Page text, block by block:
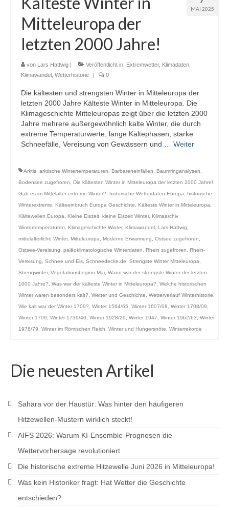
MAI 2025
Mitteleuropa der
letzten 2000 Jahre!
von Lars Hattwig | Veröffentlicht in: Extremwetter, Klimadaten
Klimawandel Wetterhistorie | 0
Die kältesten und strengsten Winter in Mitteleuropa der
letzten 2000 Jahre Kälteste Winter in Mitteleuropa. Die
Klimageschichte Mitteleuropas zeigt über die letzten 2000
Jahre mehrere außergewöhnlich kalte Winter, die durch
extreme Temperaturwerte, lange Kältephasen, starke
Schneefälle, Vereisung von Gewässern und … Weiter
Arktis arktische Wintertemperaturen Barbareneinfällen Baumringanalysen
Bodensee zugefroren
Die kältesten Winter in Mitteleuropa der letzten 2000 Jahre!
Gab es im Mittelalter extreme Winter?
historische Wetterdaten Europa
historische
Winterextreme
Kälteeinbruch Europa Geschichte Kälteste Winter in Mitteleuropa
Kältewellen Europa
Kleine Eiszeit kleine Eiszeit Winter, Klimaarchiv
Wintertemperaturen
Klimageschichte Winter, Klimawandel Lars Hattwig
mittelalterliche Winter, Mitteleuropa Moderne Erwärmung Ostsee zugefroren
Ostsee-Vereisung
paläoklimatologische Winterdaten Rhein zugefroren
Rhein-
Vereisung
Schnee und Eis Schneedecke.de Strengste Winter Mitteleuropa
Strengwinter, Vegetationsbeginn Mai Wann war der strengste Winter der letzten
1000 Jahre?
Was war der kälteste Winter in Mitteleuropa?
Welche historischen
Winter waren besonders kalt?
Wetter und Geschichte Wetterverlauf Winterhistorie
Wie kalt war der Winter 1709?
Winter 1564/65 Winter 1607/08 Winter 1708/09
Winter 1709
Winter 1739/40 Winter 1928/29 Winter 1947 Winter 1962/63
Winter
1978/79
Winter im Römischen Reich Winter und Hungersnöte Winterrekorde
Die neuesten Artikel
Sahara vor der Haustür: Was hinter den häufigeren
Hitzewellen-Mustern wirklich steckt!
AIFS 2026: Warum KI-Ensemble-Prognosen die
Wettervorhersage revolutioniert
Die historische extreme Hitzewelle Juni 2026 in Mitteleuropa!
Was kein Historiker fragt: Hat Wetter die Geschichte
entschieden?